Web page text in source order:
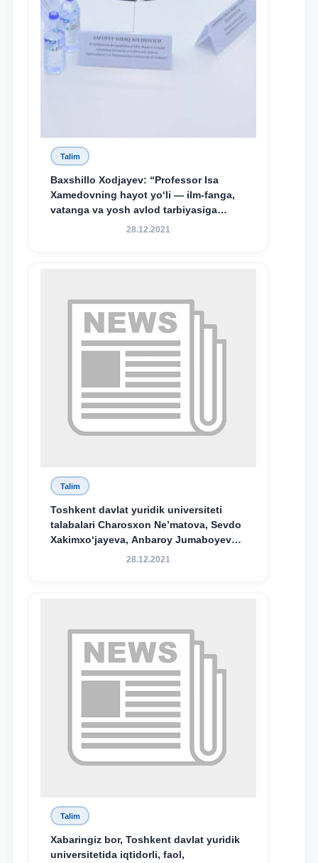
Talim
Baxshillo Xodjayev: “Professor Isa
Xamedovning hayot yo‘li — ilm-fanga,
vatanga va yosh avlod tarbiyasiga
sodiqlikning oliy namunasidir”.
28.12.2021
Talim
Toshkent davlat yuridik universiteti
talabalari Charosxon Ne’matova, Sevdo
Xakimxo‘jayeva, Anbaroy Jumaboyeva
hamda TDYU qoshidagi M.S.Vosiqova
bo‘ldi.
28.12.2021
Talim
Xabaringiz bor, Toshkent davlat yuridik
universitetida iqtidorli, faol,